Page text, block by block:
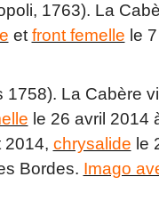
1763). La
et front femelle le
1758). La Cabère
le 26 avril 2014
2014, chrysalide le
Bordes. Imago